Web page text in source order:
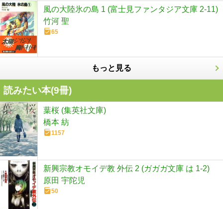
風の大陸氷の島 1 (富士見ファンタジア文庫 2-11)
竹河 聖
65
もっと見る
読みたい本(9冊)
葉桜 (集英社文庫)
橋本 紡
1157
新興宗教オモイデ教 外伝 2 (ガガガ文庫 は 1-2)
原田 宇陀児
50